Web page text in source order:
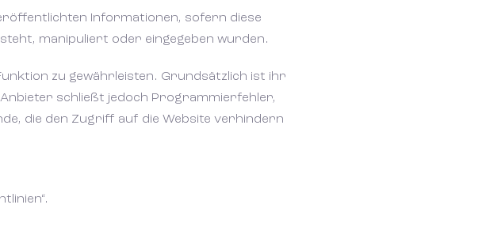
Informationen, sofern diese
manipuliert oder eingegeben wurden.
zu gewährleisten. Grundsätzlich ist ihr
schließt jedoch Programmierfehler,
die den Zugriff auf die Website verhindern